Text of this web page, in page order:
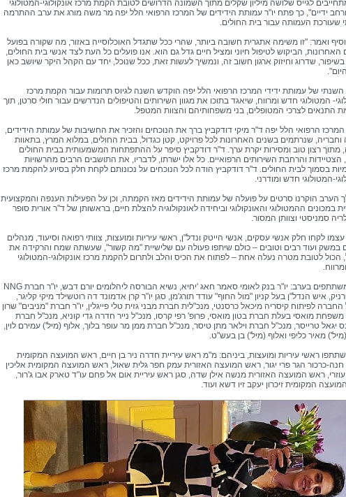
לגייס שלושה מיליון שקלים מתוך השמונה הדרושים לטובת הקמת מרכז אונקולוגי-המטולוגי
ידיים", כך פתח יו"ר עמותת הידידים של המרכז הרפואי הלל יפה מר משה מורג את ערב ההתרמה
שעורכת העמותה עבור בית החולים.
ואמר: "זו משימה אתגרית חשובה ביותר, שהרי ככל שתגדל האוכלוסייה באזור, מה שקורה בפועל
האחרונות, הביקוש לטיפול חיוני ומציל חיים גדל גם הוא. אנו פועלים כל העת לצד אנשי בית החולים,
בשיפור, שדרוג וחיזוק ארגון חשוב זה, ונמשיך לעשות זאת, ככל שנוכל, יחד עם הקהל היקר שיושב כאן
של עמותת ידידי המרכז הרפואי הלל יפה הוקדש השנה לגיוס תרומות עבור הקמת מרכז
המטולוגי חדש ומרווח, שיאגד בתוכו את מגוון השירותים והטיפולים הנדרשים עבור חולי סרטן, תוך
התנאים לצרכי המטופלים, בני משפחותיהם והצוות המטפל.
הרפואי הלל יפה ד"ר מיקי דודקביץ ברך את הנוכחים והזכיר את החשיבות של עמותת הידידים,
וחבריה, שנרתמים בשנים האחרונות לכל פרויקט, קטן כגדול, בבית החולים, במלוא המרץ, בתאוות
מתוך רצון טוב ומסירות יקרת ערך. ד"ר דודקביץ סיפר על ההתפתחות המשמעותית בבית החולים
הצטיידות והרחבת השירותים הרפואיים. כל אלו ישרתו, לדבריו, את התושבים הרבים מהרשויות
בסמוך לבית החולים. ד"ר דודקביץ הודה לכל הנוכחים על נכונותם לקחת חלק בסיוע להקמת מרכז
המטולוגי חדש ומודרני.
הערב הוקרנו סרטים על פועלה של עמותת הידידים מאז הקמתה, וכן על הפעילות הענפה והמקצועית
במכונים ההמטולוגי והאונקולוגי וביחידה לאונקולוגיה להצלת חיים, בראשותן של ד"ר אורית סופר
סמניסטי וצוותן המסור.
לקחו חלק אנשי עסקים, אנשי הייטק ונדל"ן, ראשי עיריות ומועצות, צוותי רפואה וסיעוד, מנהלים
במשק ועוד רבים וטובים – כולם שיתפו פעולה עם שלישיית "מה קשור", שעשתה שמח והרקידה את
הכול לטובת מטרה נעלה אחת – לפתוח את הכיס והלב ולתרום להקמת מרכז אונקולוגי-המטולוגי
בין המשתתפים בערב: יו"ר בנק לאומי סאמר חאג 'יחיא, נשיא הבורסה ליהלומים יורם דבש, יו"ר חברת NNG
איש הנדל"ן בעל קניון "מול החוף" עודד תורג'מן, סגן יו"ר קרן אדמונד דה רוטשילד מיקי קליגר,
לפיתוח קיסריה מיכאל כרסנטי, מנכ"לית חברת מבני גזית טלי פייגלין, יו"ר חברת "מניבים" שרון
משפחת מואסי בעלת חברת בטון מואסי, פרופ' רפי קרסו, מנכ"ל נייר חדרה גדי קוניא, מנכ"ל חברת
יגאל טרייסר, מנכ"ל חברת וילאר מתן טיסר, מנכ"ל חברת ממן מר עופר בלוך, אלוף (מיל') עמירם לוין,
מאיר כליפי ואלוף (מיל') בן בעש"ט.
ראשי עיריות ומועצות, ביניהם: מ"מ ראש עיריית חדרה ניר בן חיים, ראש המועצה המקומית
כרכור הגר פרי יגור, ראש המועצה האזורית עמק חפר גלית שאול, ראש המועצה המקומית אליכין
עוזרי, ראש המועצה האזורית מנשה אילן שדה, סגן ראש עיריית אום אל פחם עו"ד טארק אבו ג'רור,
המקומית זיכרון יעקב זיו דשא ועוד.